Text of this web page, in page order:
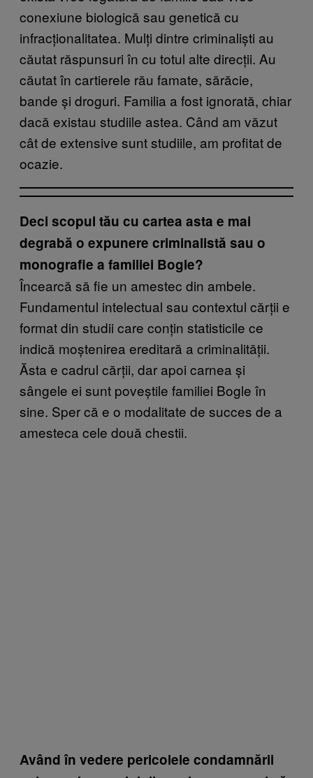
conexiune biologică sau genetică cu
infracționalitatea. Mulți dintre criminaliști au
căutat răspunsuri în cu totul alte direcții. Au
căutat în cartierele rău famate, sărăcie,
bande și droguri. Familia a fost ignorată, chiar
dacă existau studiile astea. Când am văzut
cât de extensive sunt studiile, am profitat de
ocazie.
Deci scopul tău cu cartea asta e mai
degrabă o expunere criminalistă sau o
monografie a familiei Bogle?
Încearcă să fie un amestec din ambele.
Fundamentul intelectual sau contextul cărții e
format din studii care conțin statisticile ce
indică moștenirea ereditară a criminalității.
Ăsta e cadrul cărții, dar apoi carnea și
sângele ei sunt poveștile familiei Bogle în
sine. Sper că e o modalitate de succes de a
amesteca cele două chestii.
Având în vedere pericolele condamnării